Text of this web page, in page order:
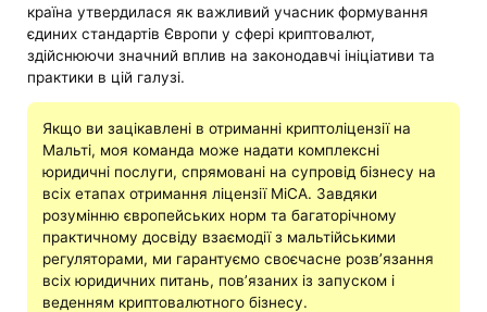
країна утвердилася як важливий учасник формування
єдиних стандартів Європи у сфері криптовалют,
здійснюючи значний вплив на законодавчі ініціативи та
практики в цій галузі.
Якщо ви зацікавлені в отриманні криптоліцензії на
Мальті, моя команда може надати комплексні
юридичні послуги, спрямовані на супровід бізнесу на
всіх етапах отримання ліцензії MiCA. Завдяки
розумінню європейських норм та багаторічному
практичному досвіду взаємодії з мальтійськими
регуляторами, ми гарантуємо своєчасне розв’язання
всіх юридичних питань, пов’язаних із запуском і
веденням криптовалютного бізнесу.